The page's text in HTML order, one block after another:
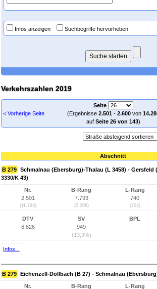
Infos anzeigen Suchbegriffe hervorheben
Verkehrszahlen 2019
< Vorherige Seite
Seite
(Ergebnisse 2.501- 2.600von
auf Seite 26 von 143)
Abschnitt
B 279 Schmalnau (Ebersburg)-Thalau (L 3458) - Gersfeld
3330/K 43)
Nr.
2.501
(11.793)
B-Rang
7.793
(5.398)
L-Rang
740
(722)
DTV
6.826
SV
949
(13,9%)
BPL
Infos...
B 279 Eichenzell-Döllbach (B 27) - Schmalnau
Nr. B-Rang L-Rang